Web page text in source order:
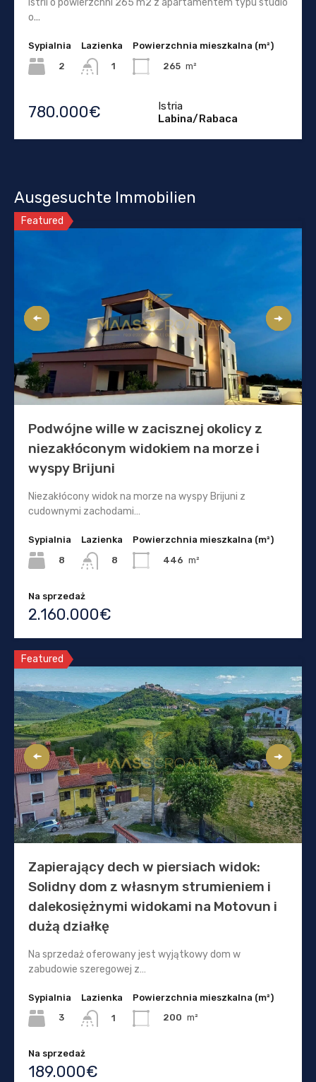
Istrii o powierzchni 265 m2 z apartamentem typu studio
o...
Sypialnia
2
Lazienka
1
Powierzchnia mieszkalna (m²)
265 m²
780.000€
Istria
Labina/Rabaca
Ausgesuchte Immobilien
Featured
Podwójne wille w zacisznej okolicy z
niezakłóconym widokiem na morze i
wyspy Brijuni
Niezakłócony widok na morze na wyspy Brijuni z
cudownymi zachodami…
Sypialnia
8
Lazienka
8
Powierzchnia mieszkalna (m²)
446 m²
Na sprzedaż
2.160.000€
Featured
Zapierający dech w piersiach widok:
Solidny dom z własnym strumieniem i
dalekosiężnymi widokami na Motovun i
dużą działkę
Na sprzedaż oferowany jest wyjątkowy dom w
zabudowie szeregowej z…
Sypialnia
3
Lazienka
1
Powierzchnia mieszkalna (m²)
200 m²
Na sprzedaż
189.000€